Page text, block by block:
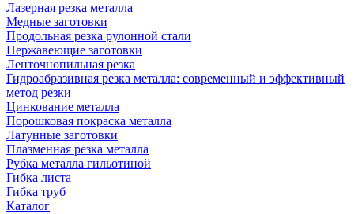
Лазерная резка металла
Медные заготовки
Продольная резка рулонной стали
Нержавеющие заготовки
Ленточнопильная резка
Гидроабразивная резка металла: современный и эффективный
метод резки
Цинкование металла
Порошковая покраска металла
Латунные заготовки
Плазменная резка металла
Рубка металла гильотиной
Гибка листа
Гибка труб
Каталог